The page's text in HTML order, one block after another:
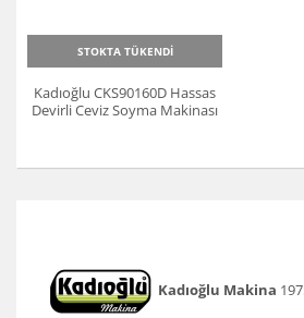
STOKTA TÜKENDİ
Kadıoğlu CKS90160D Hassas
Devirli Ceviz Soyma Makinası
Kadıoğlu Makina